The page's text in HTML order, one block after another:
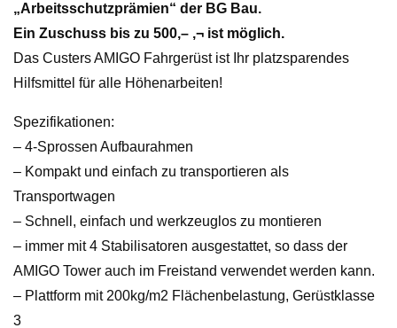
„Arbeitsschutzprämien“ der BG Bau.
Ein Zuschuss bis zu 500,– ‚¬ ist möglich.
Das Custers AMIGO Fahrgerüst ist Ihr platzsparendes
Hilfsmittel für alle Höhenarbeiten!
Spezifikationen:
– 4-Sprossen Aufbaurahmen
– Kompakt und einfach zu transportieren als
Transportwagen
– Schnell, einfach und werkzeuglos zu montieren
– immer mit 4 Stabilisatoren ausgestattet, so dass der
AMIGO Tower auch im Freistand verwendet werden kann.
– Plattform mit 200kg/m2 Flächenbelastung, Gerüstklasse
3